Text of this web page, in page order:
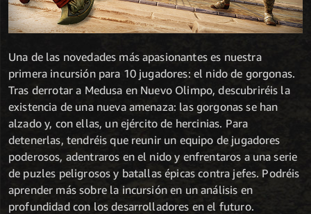
Una de las novedades más apasionantes es nuestra
primera incursión para 10 jugadores: el nido de gorgonas.
Tras derrotar a Medusa en Nuevo Olimpo, descubriréis la
existencia de una nueva amenaza: las gorgonas se han
alzado y, con ellas, un ejército de hercinias. Para
detenerlas, tendréis que reunir un equipo de jugadores
poderosos, adentraros en el nido y enfrentaros a una serie
de puzles peligrosos y batallas épicas contra jefes. Podréis
aprender más sobre la incursión en un análisis en
profundidad con los desarrolladores en el futuro.